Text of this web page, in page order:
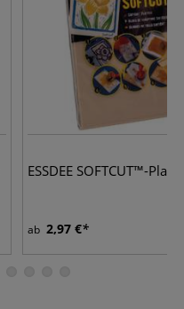
ESSDEE SOFTCUT™-
ab 2,97 €